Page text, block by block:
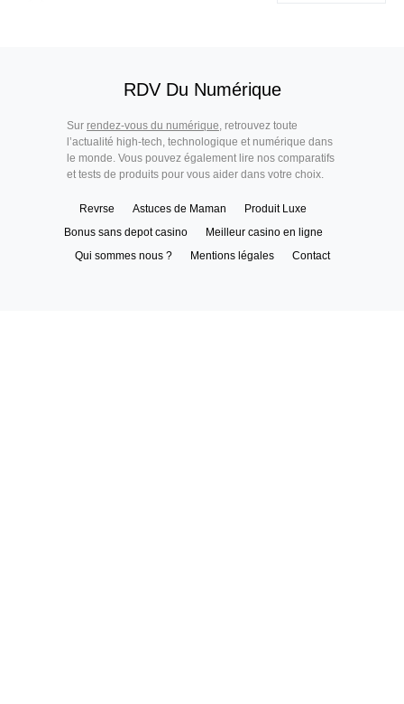
RDV Du Numérique
Sur rendez-vous du numérique, retrouvez toute
l’actualité high-tech, technologique et numérique dans
le monde. Vous pouvez également lire nos comparatifs
et tests de produits pour vous aider dans votre choix.
Revrse Astuces de Maman
Produit Luxe
Bonus sans depot casino
Meilleur casino en ligne
Qui sommes nous ?
Mentions légales Contact